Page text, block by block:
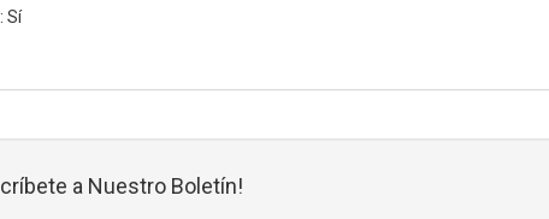
Sí
a Nuestro Boletín!